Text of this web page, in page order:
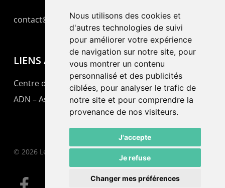
Nous utilisons des cookies et
d'autres technologies de suivi
pour améliorer votre expérience
de navigation sur notre site, pour
vous montrer un contenu
personnalisé et des publicités
ciblées, pour analyser le trafic de
notre site et pour comprendre la
provenance de nos visiteurs.
J'accepte
Je refuse
Changer mes préférences
contact@lepommier.ch
LIENS AMIS
Centre de culture ABC
ADN – Association Danse Neuchâtel
© 2026 Le Pommier.
facebook email